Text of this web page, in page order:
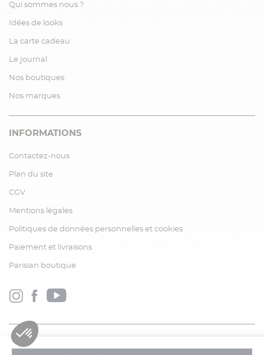
Qui sommes nous ?
Idées de looks
La carte cadeau
Le journal
Nos boutiques
Nos marques
INFORMATIONS
Contactez-nous
Plan du site
CGV
Mentions légales
Politiques de données personnelles et cookies
Paiement et livraisons
Parisian boutique